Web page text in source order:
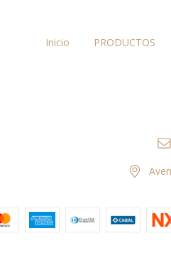
Inicio PRODUCTOS